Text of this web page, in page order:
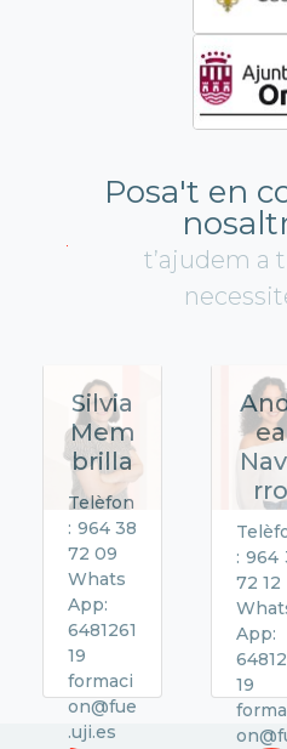
Posa't en
t’ajudem a
Silvia
Mem
brilla
Telèfon
: 964 38
72 09
Whats
App:
6481261
19
formaci
on@fue
.uji.es
ea
rro
: 964
72 12
App:
19